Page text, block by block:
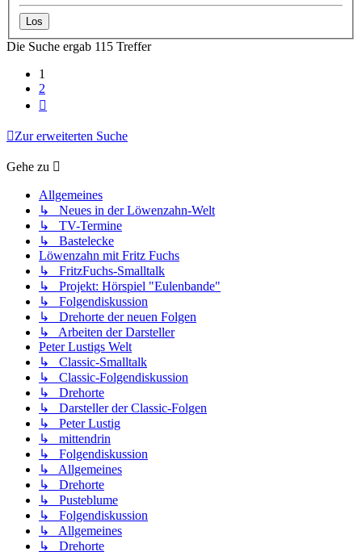
Die Suche ergab 115 Treffer
1
2
Zur erweiterten Suche
Gehe zu
Allgemeines
↳ Neues in der Löwenzahn-Welt
↳ TV-Termine
↳ Bastelecke
Löwenzahn mit Fritz Fuchs
↳ FritzFuchs-Smalltalk
↳ Projekt: Hörspiel "Eulenbande"
↳ Folgendiskussion
↳ Drehorte der neuen Folgen
↳ Arbeiten der Darsteller
Peter Lustigs Welt
↳ Classic-Smalltalk
↳ Classic-Folgendiskussion
↳ Drehorte
↳ Darsteller der Classic-Folgen
↳ Peter Lustig
↳ mittendrin
↳ Folgendiskussion
↳ Allgemeines
↳ Drehorte
↳ Pusteblume
↳ Folgendiskussion
↳ Allgemeines
↳ Drehorte